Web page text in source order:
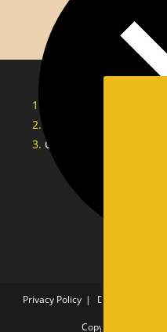
Cerita Lucah Indonesia
Privacy Policy DMCA
Copyright -